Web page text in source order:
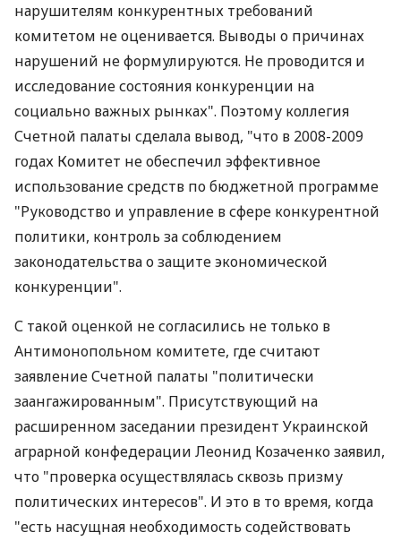
нарушителям конкурентных требований
комитетом не оценивается. Выводы о причинах
нарушений не формулируются. Не проводится и
исследование состояния конкуренции на
социально важных рынках". Поэтому коллегия
Счетной палаты сделала вывод, "что в 2008-2009
годах Комитет не обеспечил эффективное
использование средств по бюджетной программе
"Руководство и управление в сфере конкурентной
политики, контроль за соблюдением
законодательства о защите экономической
конкуренции".
С такой оценкой не согласились не только в
Антимонопольном комитете, где считают
заявление Счетной палаты "политически
заангажированным". Присутствующий на
расширенном заседании президент Украинской
аграрной конфедерации Леонид Козаченко заявил,
что "проверка осуществлялась сквозь призму
политических интересов". И это в то время, когда
"есть насущная необходимость содействовать